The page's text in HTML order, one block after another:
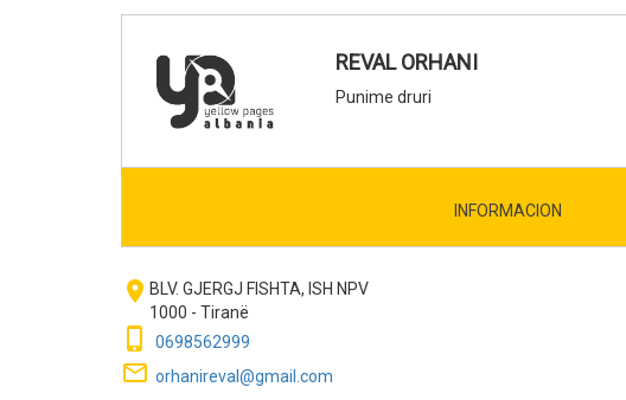
REVAL ORHANI
Punime druri
INFORMACION
room BLV. GJERGJ FISHTA, ISH NPV
1000 - Tiranë
phone_iphone 0698562999
mail_outline orhanireval@gmail.com